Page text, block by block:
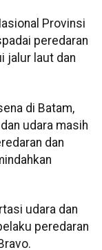
Provinsi
peredaran
jalur laut dan
di Batam,
udara masih
dan
udara dan
peredaran